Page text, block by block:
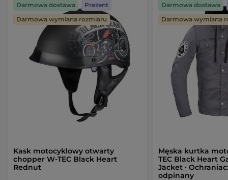
Kask motocyklowy otwarty
chopper W-TEC Black Heart
Rednut
Darmowa dostawa
Prezent
Darmowa wymiana rozmiaru
Męska kurtka
TEC Black Heart
Jacket ∙
odpinany
Darmowa dostawa
Darmowa wymiana